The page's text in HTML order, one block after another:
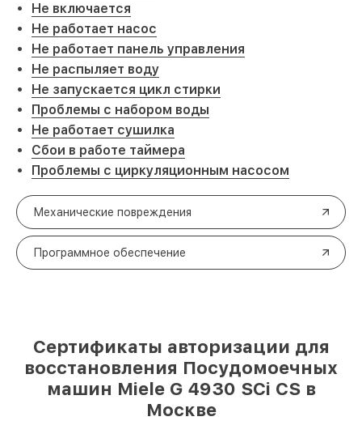
Не включается
Не работает насос
Не работает панель управления
Не распыляет воду
Не запускается цикл стирки
Проблемы с набором воды
Не работает сушилка
Сбои в работе таймера
Проблемы с циркуляционным насосом
Механические повреждения
Программное обеспечение
Сертификаты авторизации для
восстановления Посудомоечных
машин Miele G 4930 SCi CS в
Москве